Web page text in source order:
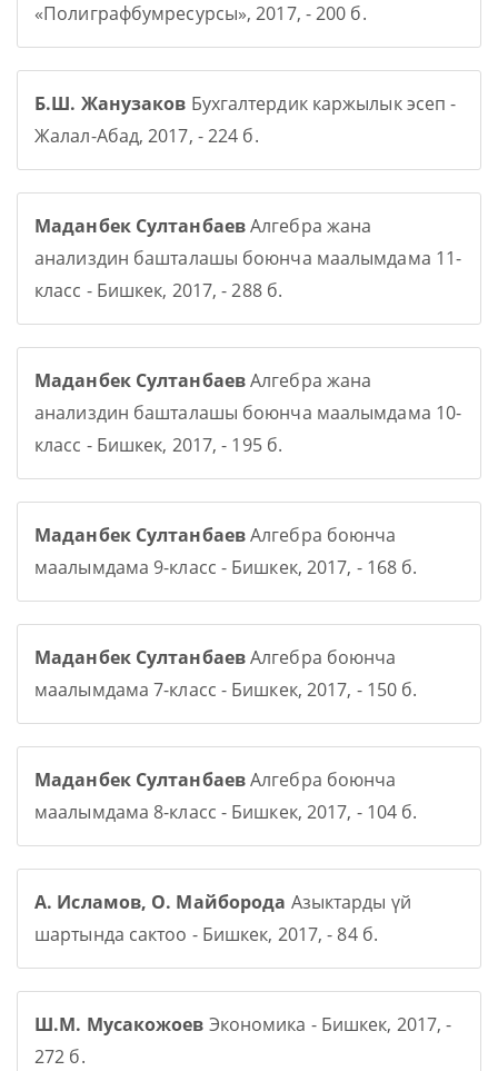
«Полиграфбумресурсы», 2017, - 200 б.
Б.Ш. Жанузаков Бухгалтердик каржылык эсеп -
Жалал-Абад, 2017, - 224 б.
Маданбек СултанбаевАлгебра жана
анализдин башталашы боюнча маалымдама 11-
класс - Бишкек, 2017, - 288 б.
Маданбек СултанбаевАлгебра жана
анализдин башталашы боюнча маалымдама 10-
класс - Бишкек, 2017, - 195 б.
Маданбек СултанбаевАлгебра боюнча
маалымдама 9-класс - Бишкек, 2017, - 168 б.
Маданбек СултанбаевАлгебра боюнча
маалымдама 7-класс - Бишкек, 2017, - 150 б.
Маданбек СултанбаевАлгебра боюнча
маалымдама 8-класс - Бишкек, 2017, - 104 б.
А. Исламов, О. Майборода Азыктарды үй
шартында сактоо - Бишкек, 2017, - 84 б.
Ш.М. Мусакожоев Экономика - Бишкек, 2017, -
272 б.